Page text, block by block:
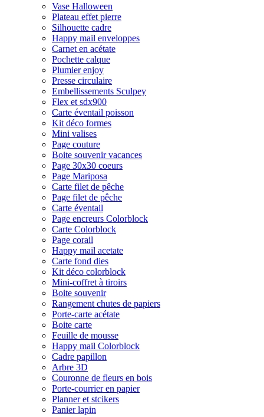
Vase Halloween
Plateau effet pierre
Silhouette cadre
Happy mail enveloppes
Carnet en acétate
Pochette calque
Plumier enjoy
Presse circulaire
Embellissements Sculpey
Flex et sdx900
Carte éventail poisson
Kit déco formes
Mini valises
Page couture
Boite souvenir vacances
Page 30x30 coeurs
Page Mariposa
Carte filet de pêche
Page filet de pêche
Carte éventail
Page encreurs Colorblock
Carte Colorblock
Page corail
Happy mail acetate
Carte fond dies
Kit déco colorblock
Mini-coffret à tiroirs
Boite souvenir
Rangement chutes de papiers
Porte-carte acétate
Boite carte
Feuille de mousse
Happy mail Colorblock
Cadre papillon
Arbre 3D
Couronne de fleurs en bois
Porte-courrier en papier
Planner et stcikers
Panier lapin